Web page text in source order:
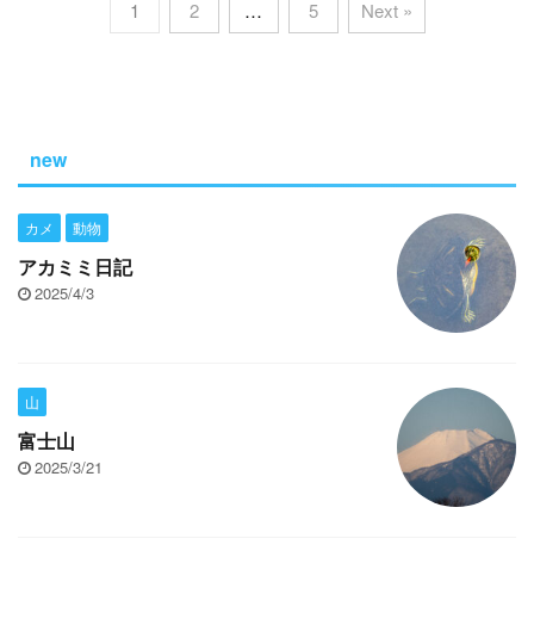
1 2 … 5 Next »
new
カメ
動物
アカミミ日記
2025/4/3
山
富士山
2025/3/21